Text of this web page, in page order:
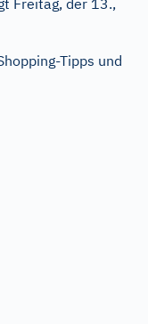
Freitag, der 13.,
Tipps und